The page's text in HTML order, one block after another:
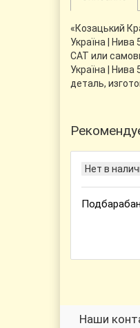
«Козацький
Україна |
САТ или
Україна |
деталь,
Нет в
Наши